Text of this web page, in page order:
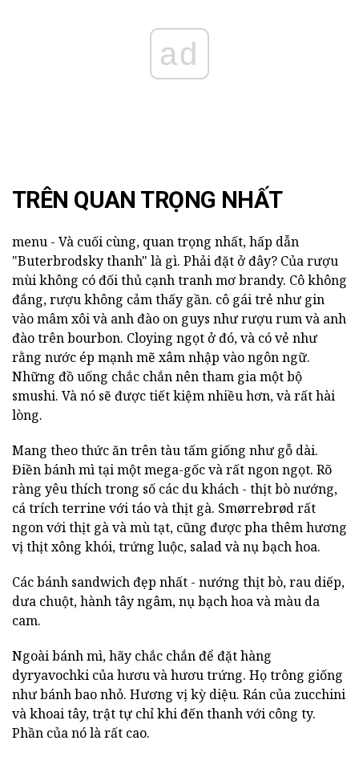
ad
TRÊN QUAN TRỌNG NHẤT
menu - Và cuối cùng, quan trọng nhất, hấp dẫn
"Buterbrodsky thanh" là gì. Phải đặt ở đây? Của rượu
mùi không có đối thủ cạnh tranh mơ brandy. Cô không
đắng, rượu không cảm thấy gần. cô gái trẻ như gin
vào mâm xôi và anh đào on guys như rượu rum và anh
đào trên bourbon. Cloying ngọt ở đó, và có vẻ như
rằng nước ép mạnh mẽ xâm nhập vào ngôn ngữ.
Những đồ uống chắc chắn nên tham gia một bộ
smushi. Và nó sẽ được tiết kiệm nhiều hơn, và rất hài
lòng.
Mang theo thức ăn trên tàu tấm giống như gỗ dài.
Điền bánh mì tại một mega-gốc và rất ngon ngọt. Rõ
ràng yêu thích trong số các du khách - thịt bò nướng,
cá trích terrine với táo và thịt gà. Smørrebrød rất
ngon với thịt gà và mù tạt, cũng được pha thêm hương
vị thịt xông khói, trứng luộc, salad và nụ bạch hoa.
Các bánh sandwich đẹp nhất - nướng thịt bò, rau diếp,
dưa chuột, hành tây ngâm, nụ bạch hoa và màu da
cam.
Ngoài bánh mì, hãy chắc chắn để đặt hàng
dyryavochki của hươu và hươu trứng. Họ trông giống
như bánh bao nhỏ. Hương vị kỳ diệu. Rán của zucchini
và khoai tây, trật tự chỉ khi đến thanh với công ty.
Phần của nó là rất cao.